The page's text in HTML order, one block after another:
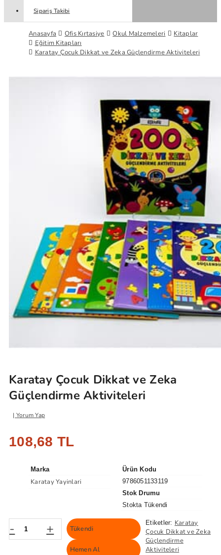
Sipariş Takibi
Anasayfa Ofis Kırtasiye Okul Malzemeleri
Kitaplar
Eğitim Kitapları
Karatay Çocuk Dikkat ve Zeka Güçlendirme Aktiviteleri
Karatay Çocuk Dikkat ve Zeka
Güçlendirme Aktiviteleri
Yorum Yap
108,68 TL
Marka
Karatay Yayinlari
Ürün Kodu
9786051133119
Stok Drumu
Stokta Tükendi
- + Tükendi
Hemen Al
Etiketler: Karatay
Çocuk Dikkat ve Zeka
Güçlendirme
Aktiviteleri